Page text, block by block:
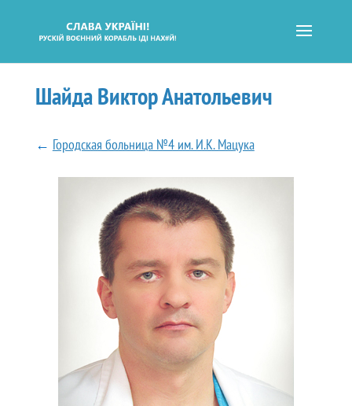
Шайда Виктор Анатольевич
← Городская больница №4 им. И.К. Мацука